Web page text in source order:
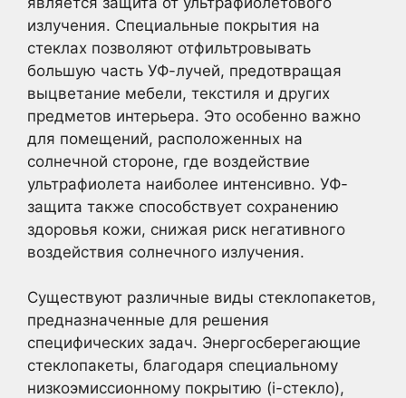
излучения. Специальные покрытия на
стеклах позволяют отфильтровывать
большую часть УФ-лучей, предотвращая
выцветание мебели, текстиля и других
предметов интерьера. Это особенно важно
для помещений, расположенных на
солнечной стороне, где воздействие
ультрафиолета наиболее интенсивно. УФ-
защита также способствует сохранению
здоровья кожи, снижая риск негативного
воздействия солнечного излучения.
Существуют различные виды стеклопакетов,
предназначенные для решения
специфических задач. Энергосберегающие
стеклопакеты, благодаря специальному
низкоэмиссионному покрытию (i-стекло),